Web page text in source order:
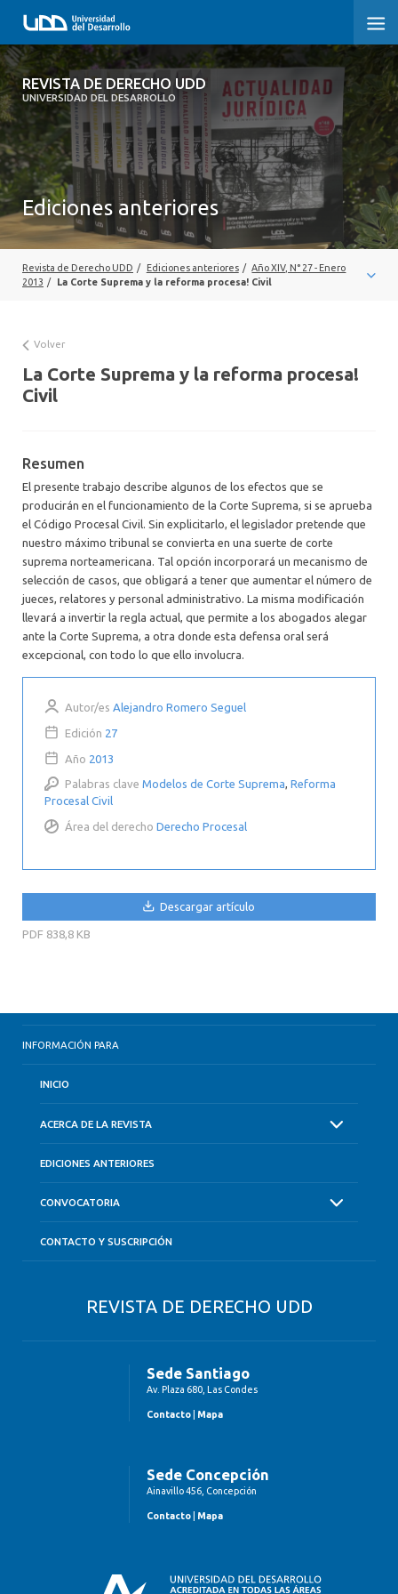
REVISTA DE DERECHO UDD
UNIVERSIDAD DEL DESARROLLO
REVISTA DE DERECHO UDD
INICIO
ACERCA DE LA REVISTA
EDICIONES ANTERIORES
CONVOCATORIA
CONTACTO Y SUSCRIPCIÓN
Ediciones anteriores
Revista de Derecho UDD / Ediciones anteriores / Año XIV, N° 27 - Enero
2013 / La Corte Suprema y la reforma procesa! Civil
Volver
La Corte Suprema y la reforma procesa!
Civil
Resumen
El presente trabajo describe algunos de los efectos que se
producirán en el funcionamiento de la Corte Suprema, si se aprueba
el Código Procesal Civil. Sin explicitarlo, el legislador pretende que
nuestro máximo tribunal se convierta en una suerte de corte
suprema norteamericana. Tal opción incorporará un mecanismo de
selección de casos, que obligará a tener que aumentar el número de
jueces, relatores y personal administrativo. La misma modificación
llevará a invertir la regla actual, que permite a los abogados alegar
ante la Corte Suprema, a otra donde esta defensa oral será
excepcional, con todo lo que ello involucra.
Autor/es Alejandro Romero Seguel
Edición 27
Año 2013
Palabras clave Modelos de Corte Suprema, Reforma
Procesal Civil
Área del derecho Derecho Procesal
Descargar artículo
PDF 838,8 KB
INFORMACIÓN PARA
INICIO
ACERCA DE LA REVISTA
EDICIONES ANTERIORES
CONVOCATORIA
CONTACTO Y SUSCRIPCIÓN
REVISTA DE DERECHO UDD
Sede Santiago
Av. Plaza 680, Las Condes
Contacto Mapa
Sede Concepción
Ainavillo 456, Concepción
Contacto Mapa